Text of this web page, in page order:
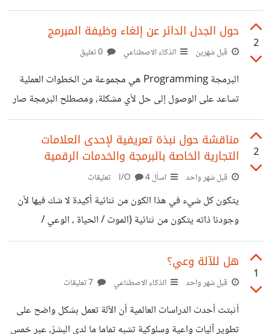
أدق العلوم العملية (وأعتقد أن ديكارت لا يختلف معي كثيرا).
2
حول الجدل الدائر عن إلغاء وظيفة المبرمج
قبل شهرين الذكاء الاصطناعي
البرمجة Programming هي مجموعة من الخطوات العملية
تساعد على الوصول إلى حل لأي مشكلة، ومصطلح البرمجة صار
قرينا بعلوم الحاسوب، رغم أن نظم حل المشكلات تأخذ
مصطلحات أخرى منها الخوارزمية (مصطلح حوسبي آخر، ولكنه
أيضا مصطلح منطقي ورياضي أصيل). ومنها الإدارة أو القيادة في
الاقتصاد والأعمال، ومنها الاستراتيجية في اللوجستيات والعلوم
العسكرية والإدارية. وبالتالي، تلعب البرمجة الدور الأكثر محورية
في تنفيذ متطلبات الحاسب أو مستخدمي الحاسب اليوم (وحتى
لأنها تقريب
2
مناقشة حول نبذة تعريفية لإحدى العلامات
التجارية الخاصة بالبرمجة والخدمات الرقمية
قبل شهر واحد اسأل I/O4 تعليقات
يتكون كل شيء في هذا الكون من ثنائية أكيدة لا شك فيها لأن
وجودنا ذاته يتكون من ثنائية (الموت / الحياة ، الوعي /
اللاوعي)، منذ فجر العصر الحجري (دفاع / هجوم)، ثم اكتشاف
الكلام (مكتوب / منطوق) مرورا باكتشاف الطاقة الكهربائية
والإلكترون (موجب / سالب)، وصولا إلى العصر الرقمي وقياس
الواقع، كل شيء حولنا لا يخرج عن ثنائية (Off-On). نحن نقدم
1
هل للآلة وعي؟
قبل شهر واحد الذكاء الاصطناعي
أثبتت أحدث الدراسات العالمية أن الآلة تعمل بشكل واضح على
تطوير آليات واعية وسلوكية تشبه تماما ما لدى البشرّ، عبر خمس